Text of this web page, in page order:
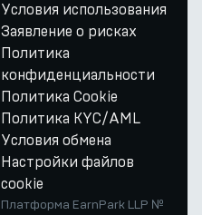
Условия использования
Заявление о рисках
Политика
конфиденциальности
Политика Cookie
Политика KYC/AML
Условия обмена
Настройки файлов
cookie
Платформа EarnPark LLP №